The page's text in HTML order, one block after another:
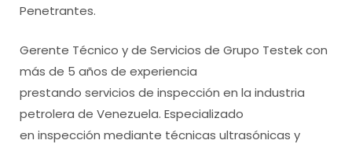
Penetrantes.
Gerente Técnico y de Servicios de Grupo Testek con
más de 5 años de experiencia
prestando servicios de inspección en la industria
petrolera de Venezuela. Especializado
en inspección mediante técnicas ultrasónicas y